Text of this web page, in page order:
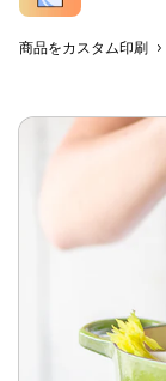
商品をカスタム印刷